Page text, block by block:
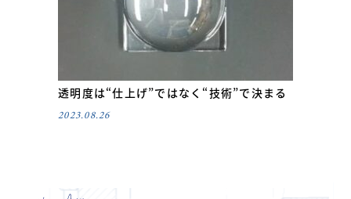
透明度は“仕上げ”ではなく“技術”で決まる
2023.08.26